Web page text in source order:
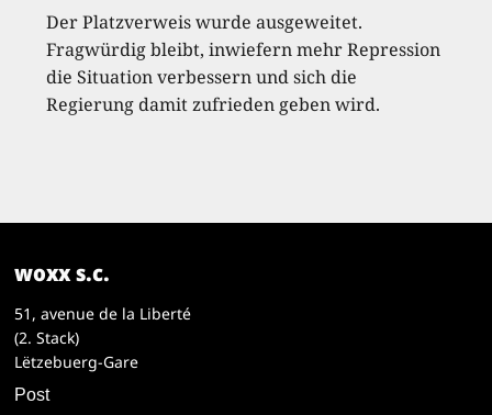
Der Platzverweis wurde ausgeweitet.
Fragwürdig bleibt, inwiefern mehr Repression
die Situation verbessern und sich die
Regierung damit zufrieden geben wird.
woxx s.c.
51, avenue de la Liberté
(2. Stack)
Lëtzebuerg-Gare
Post